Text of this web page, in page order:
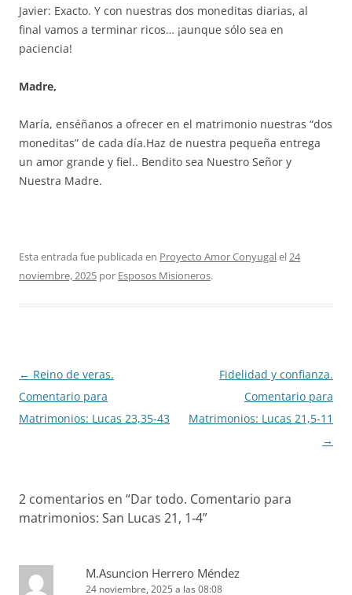
Javier: Exacto. Y con nuestras dos moneditas diarias, al
final vamos a terminar ricos… ¡aunque sólo sea en
paciencia!
Madre,
María, enséñanos a ofrecer en el matrimonio nuestras “dos
moneditas” de cada día.Haz de nuestra pequeña entrega
un amor grande y fiel.. Bendito sea Nuestro Señor y
Nuestra Madre.
Esta entrada fue publicada en Proyecto Amor Conyugalel24
noviembre, 2025 por Esposos Misioneros.
Navegación
de
entradas
← Reino de veras.
Comentario para
Matrimonios: Lucas 23,35-43
Fidelidad y confianza.
Comentario para
Matrimonios: Lucas 21,5-11
→
2 comentarios en “Dar todo. Comentario para
matrimonios: San Lucas 21, 1‐4”
M.Asuncion Herrero Méndez
24 noviembre, 2025 a las 08:08